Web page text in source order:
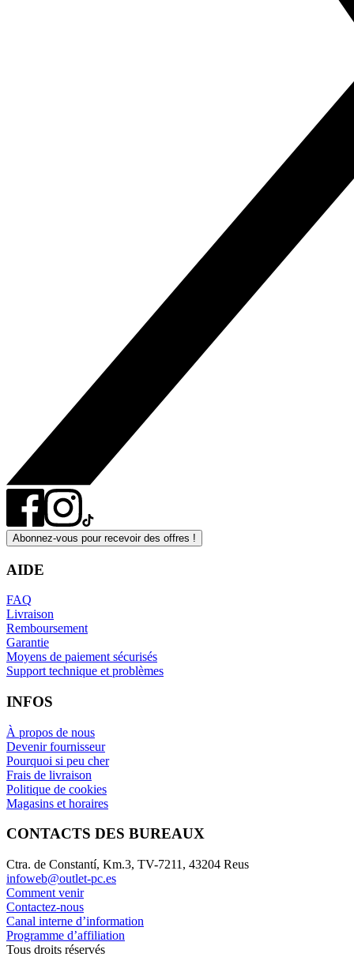
Abonnez-vous pour recevoir des offres !
AIDE
FAQ
Livraison
Remboursement
Garantie
Moyens de paiement sécurisés
Support technique et problèmes
INFOS
À propos de nous
Devenir fournisseur
Pourquoi si peu cher
Frais de livraison
Politique de cookies
Magasins et horaires
CONTACTS DES BUREAUX
Ctra. de Constantí, Km.3, TV-7211, 43204 Reus
infoweb@outlet-pc.es
Comment venir
Contactez-nous
Canal interne d’information
Programme d’affiliation
Tous droits réservés